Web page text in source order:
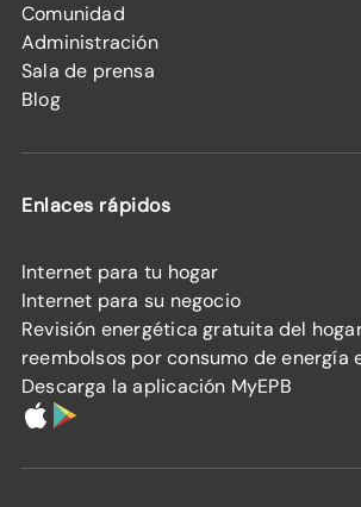
Comunidad
Administración
Sala de prensa
Blog
Enlaces rápidos
Internet para tu hogar
Internet para su negocio
Revisión energética gratuita del
reembolsos por consumo de energía
Descarga la aplicación MyEPB